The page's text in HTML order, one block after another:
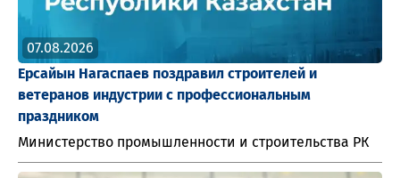
07.08.2026
Ерсайын Нагаспаев поздравил строителей и
ветеранов индустрии с профессиональным
праздником
Министерство промышленности и строительства РК